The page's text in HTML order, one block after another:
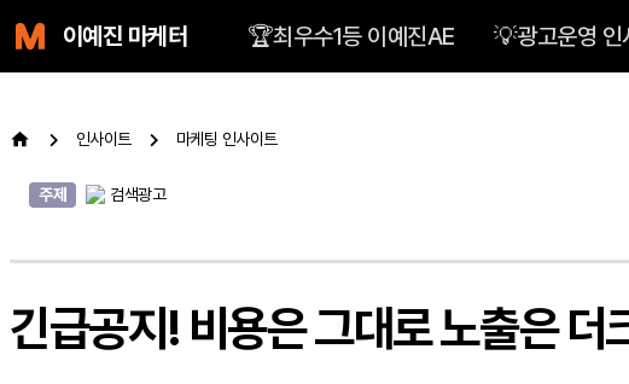
이예진 마케터 🏆최우수1등 이예진AE 💡광고운영 인
인사이트 마케팅 인사이트
주제 검색광고
긴급공지! 비용은 그대로 노출은